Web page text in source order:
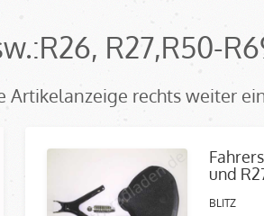
R27,R50-
Artikelanzeige rechts weiter
und
BLITZ